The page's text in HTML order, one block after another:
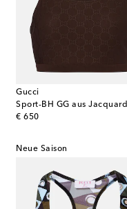
Gucci
Sport-BH GG aus Jacquard
€ 650
original price
Neue Saison